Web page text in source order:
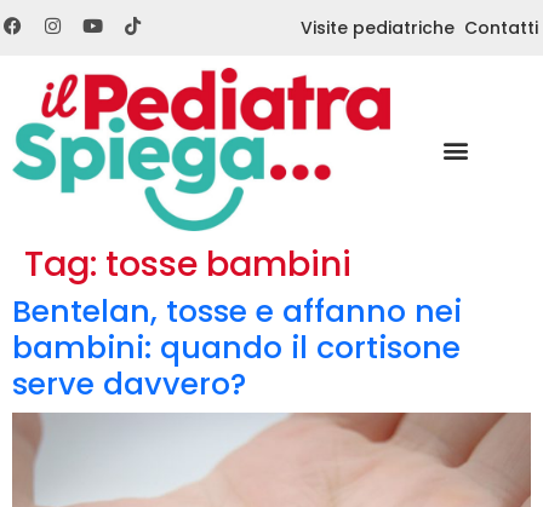
Visite pediatriche Contatti
Tag: tosse bambini
Bentelan, tosse e affanno nei
bambini: quando il cortisone
serve davvero?